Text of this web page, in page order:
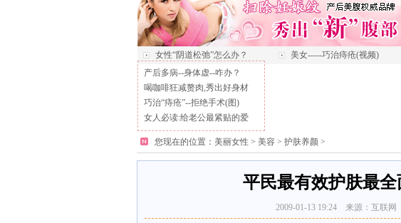
女性“阴道松弛”怎么办？ 美女-----巧治痔疮(视频)
产后多病--身体虚--咋办？
喝咖啡狂减赘肉,秀出好身材
巧治“痔疮”--拒绝手术(图)
女人必读:给老公最紧贴的爱
您现在的位置： 美丽女性 > 美容 > 护肤养颜 >
平民最有效护肤最
2009-01-13 19:24 来源：互联